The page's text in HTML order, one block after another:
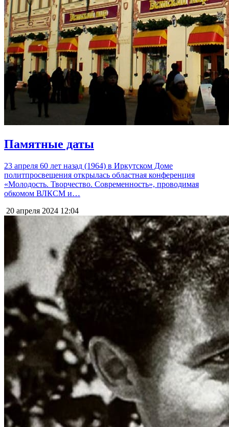
Памятные даты
23 апреля 60 лет назад (1964) в Иркутском Доме
политпросвещения открылась областная конференция
«Молодость. Творчество. Современность», проводимая
обкомом ВЛКСМ и…
20 апреля 2024 12:04